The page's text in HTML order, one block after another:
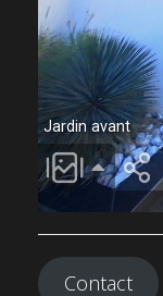
Contact